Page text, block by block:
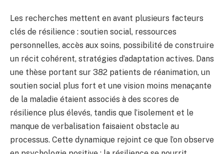
Les recherches mettent en avant plusieurs facteurs
clés de résilience : soutien social, ressources
personnelles, accès aux soins, possibilité de construire
un récit cohérent, stratégies d’adaptation actives. Dans
une thèse portant sur 382 patients de réanimation, un
soutien social plus fort et une vision moins menaçante
de la maladie étaient associés à des scores de
résilience plus élevés, tandis que l’isolement et le
manque de verbalisation faisaient obstacle au
processus. Cette dynamique rejoint ce que l’on observe